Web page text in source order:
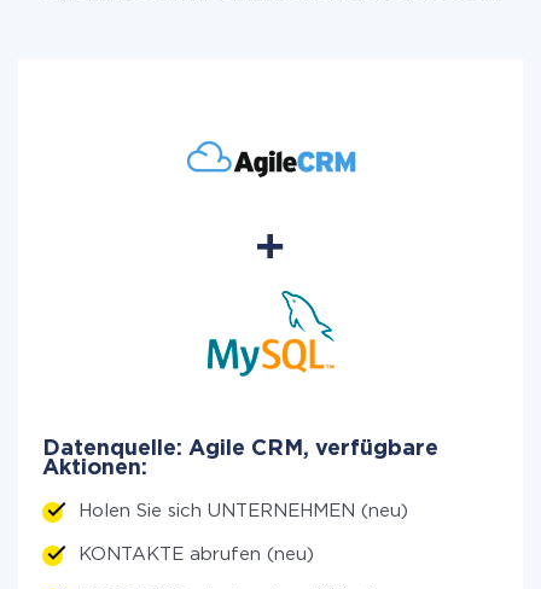
Datenquelle: Agile CRM, verfügbare
Aktionen:
Holen Sie sich UNTERNEHMEN (neu)
KONTAKTE abrufen (neu)